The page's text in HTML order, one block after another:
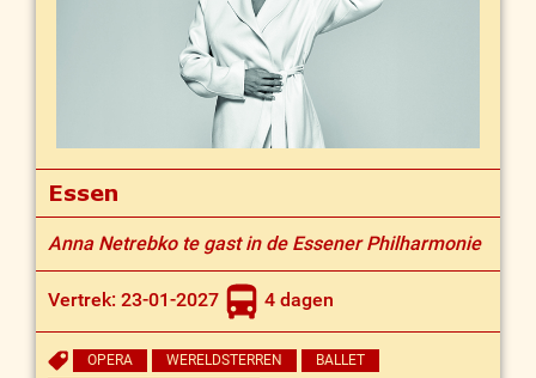
Essen
Anna Netrebko te gast in de Essener Philharmonie
Vertrek: 23-01-2027 4 dagen
OPERA WERELDSTERREN
BALLET